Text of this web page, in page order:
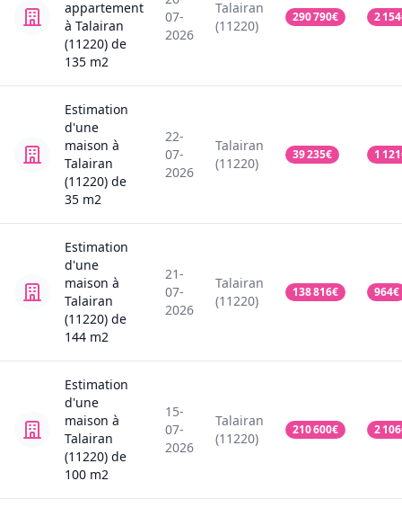
appartement
à Talairan
(11220) de
135 m2
07-
2026
Talairan
(11220)
290 790€ 2 154
Estimation
d'une
maison à
Talairan
(11220) de
35 m2
22-
07-
2026
Talairan
(11220)
39 235€ 1 121
Estimation
d'une
maison à
Talairan
(11220) de
144 m2
21-
07-
2026
Talairan
(11220)
138 816€ 964€
Estimation
d'une
maison à
Talairan
(11220) de
100 m2
15-
07-
2026
Talairan
(11220)
210 600€ 2 106